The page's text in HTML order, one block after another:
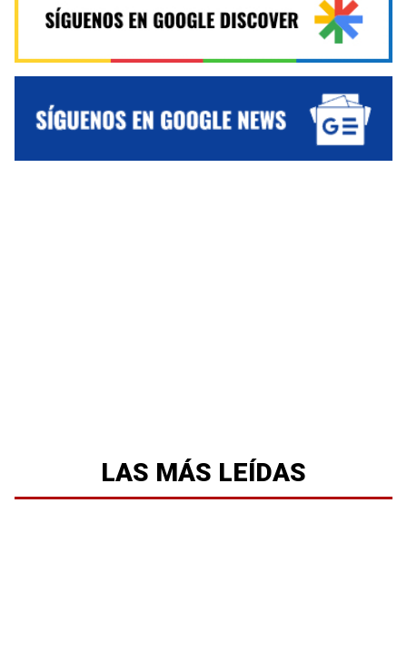
LAS MÁS LEÍDAS